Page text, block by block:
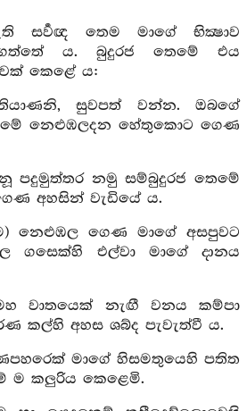
සර්‍වඥ තෙම මාගේ භික්‍ෂාව
ය. බුදුරජ තෙමේ එය
කෙළේ ය:
සුවපත් වන්න. ඔබගේ
මේ නෙළුඹලදන හේතුකොට ගෙණ
පදුමුත්තර නමු සම්බුදුරජ තෙමේ
අහසින් වැඩියේ ය.
නෙළුඹල ගෙණ මාගේ අසපුවට
ගසෙක්හි එල්වා මාගේ දානය
වාතයෙක් නැඟී වනය කම්පා
කල්හි අහස ශබ්ද පැවැත්වී ය.
මාගේ හිසමතුයෙහි පතිත
ම කලුරිය කෙළෙමි.